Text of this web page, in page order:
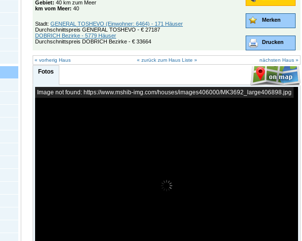
Merken
Drucken
Gebiet: 40 km zum Meer
km vom Meer: 40
Stadt: GENERAL TOSHEVO (Einwohner: 6464) - 171 Häuser
Durchschnittspreis GENERAL TOSHEVO - € 27187
DOBRICH Bezirke - 5779 Häuser
Durchschnittspreis DOBRICH Bezirke - € 33664
« vorherig Haus « zurück zum Haus Liste » nächsten Haus »
Fotos
Image not found: https://www.mshib-img.com/houses/images406000/MK3692_large406898.jpg